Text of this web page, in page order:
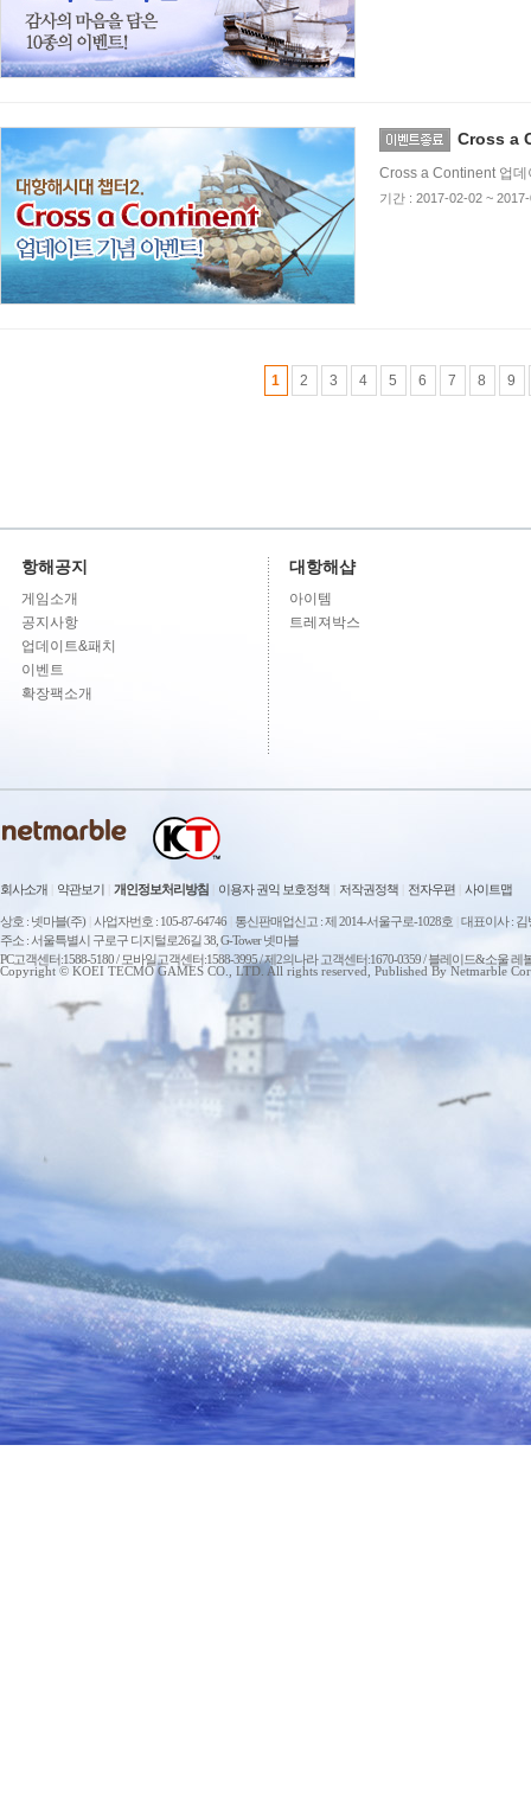
Cross a
Cross a Continent 업데
기간 : 2017-02-02 ~
1 2 3 4 5 6 7 8 9
항해공지
게임소개
공지사항
업데이트&패치
이벤트
확장팩소개
대항해샵
아이템
트레져박스
회사소개 약관보기 개인정보처리방침 이용자 권익 보호정책 저작권정책 전자우편 사이트맵
상호 : 넷마블(주) 사업자번호 : 105-87-64746 통신판매업신고 : 제 2014-서울구로-1028호 대표이사 : 김
주소 : 서울특별시 구로구 디지털로26길 38, G-Tower 넷마블
PC고객센터:1588-5180 / 모바일고객센터:1588-3995 / 제2의나라 고객센터:1670-0359 / 블레이드&소울
Copyright © KOEI TECMO GAMES CO., LTD. All rights reserved, Published By Netmarble